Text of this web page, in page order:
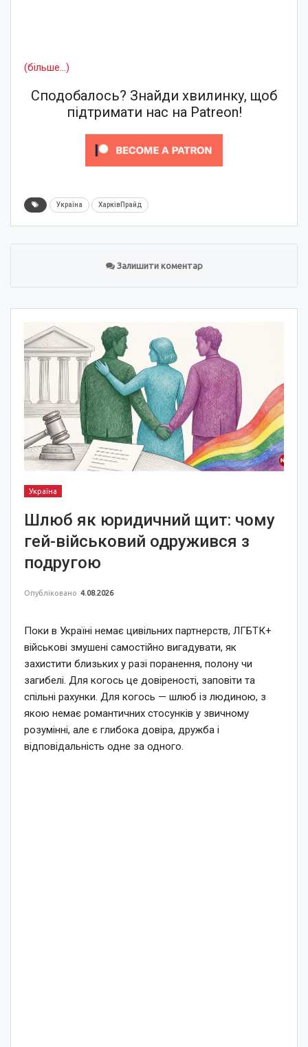
(більше…)
Сподобалось? Знайди хвилинку, щоб
підтримати нас на Patreon!
Україна ХарківПрайд
Залишити коментар
Україна
Шлюб як юридичний щит: чому
гей-військовий одружився з
подругою
Опубліковано 4.08.2026
Поки в Україні немає цивільних партнерств, ЛГБТК+
військові змушені самостійно вигадувати, як
захистити близьких у разі поранення, полону чи
загибелі. Для когось це довіреності, заповіти та
спільні рахунки. Для когось — шлюб із людиною, з
якою немає романтичних стосунків у звичному
розумінні, але є глибока довіра, дружба і
відповідальність одне за одного.